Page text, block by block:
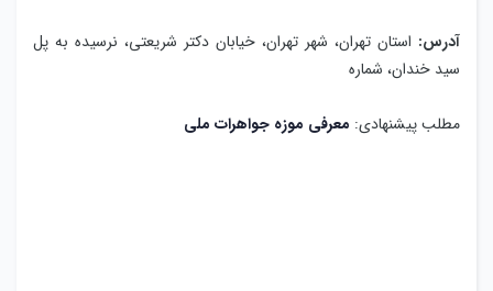
آدرس: استان تهران، شهر تهران، خیابان دکتر شریعتی، نرسیده به پل
سید خندان، شماره
مطلب پیشنهادی: معرفی موزه جواهرات ملی